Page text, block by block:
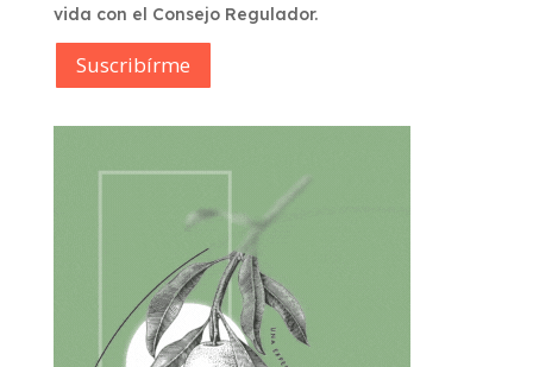
vida con el Consejo Regulador.
Suscribírme